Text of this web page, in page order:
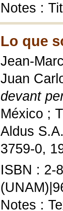
Notes :
Lo que
Jean-
Juan
devant
México ;
Aldus
3759-0,
ISBN : 2-
Notes :